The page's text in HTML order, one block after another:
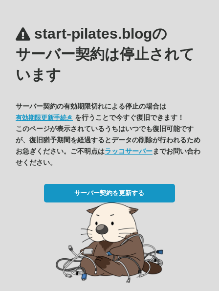
start-pilates.blogの
サーバー契約は停止されて
います
サーバー契約の有効期限切れによる停止の場合は
有効期限更新手続き を行うことで今すぐ復旧できます！
このページが表示されているうちはいつでも復旧可能です
が、復旧猶予期間を経過するとデータの削除が行われるため
お急ぎください。ご不明点はラッコサーバーまでお問い合わ
せください。
サーバー契約を更新する